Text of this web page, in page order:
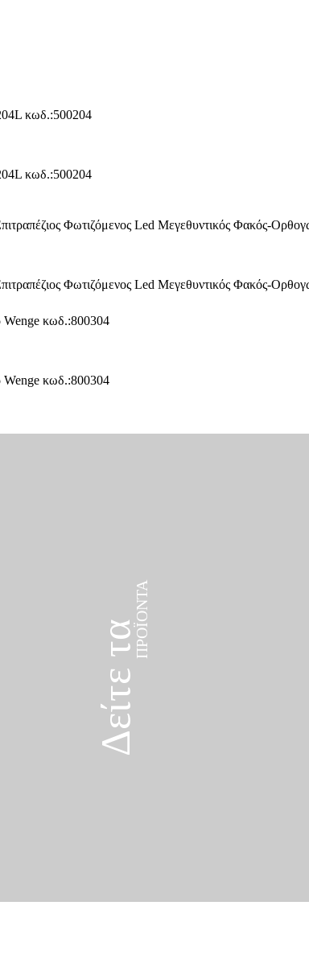
Δείτε ταΠΡΟΪΌΝΤΑ
Δείτε ταΠΡΟΪΌΝΤΑ